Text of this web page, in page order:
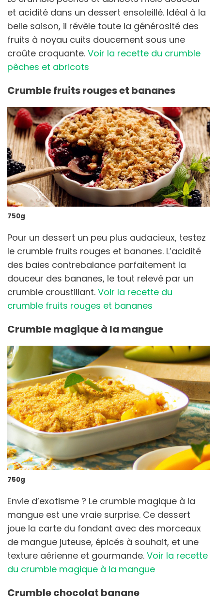
et acidité dans un dessert ensoleillé. Idéal à la
belle saison, il révèle toute la générosité des
fruits à noyau cuits doucement sous une
croûte croquante. Voir la recette du crumble
pêches et abricots
Crumble fruits rouges et bananes
750g
Pour un dessert un peu plus audacieux, testez
le crumble fruits rouges et bananes. L’acidité
des baies contrebalance parfaitement la
douceur des bananes, le tout relevé par un
crumble croustillant. Voir la recette du
crumble fruits rouges et bananes
Crumble magique à la mangue
750g
Envie d’exotisme ? Le crumble magique à la
mangue est une vraie surprise. Ce dessert
joue la carte du fondant avec des morceaux
de mangue juteuse, épicés à souhait, et une
texture aérienne et gourmande. Voir la recette
du crumble magique à la mangue
Crumble chocolat banane